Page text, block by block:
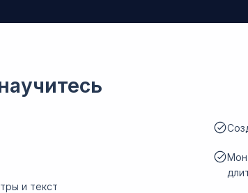
и текст